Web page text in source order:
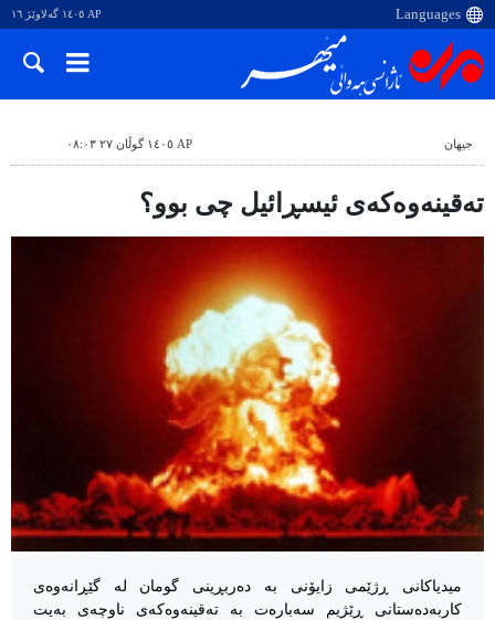
AP ١٤٠٥ گەلاوێژ ١٦
جیهان AP ١٤٠٥ گوڵان ٢٧ ٠٨:٠٣
تەقینەوەکەی ئیسڕائیل چی بوو؟
میدیاکانی ڕژێمی زایۆنی بە دەربڕینی گومان لە گێڕانەوەی
کاربەدەستانی ڕێژیم سەبارەت بە تەقینەوەکەی ناوچەی بەیت